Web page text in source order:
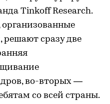
Tinkoff Research.
сразу две
во-вторых —
со всей страны.